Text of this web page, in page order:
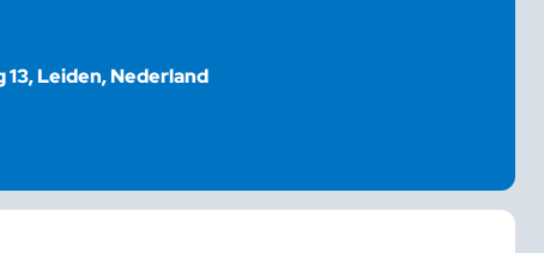
13, Leiden, Nederland